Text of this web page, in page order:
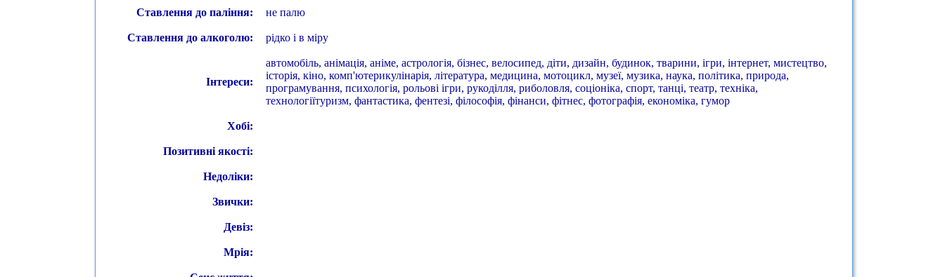
Ставлення до паління: не палю
Ставлення до алкоголю: рідко і в міру
Інтереси:
автомобіль, анімація, аніме, астрологія, бізнес, велосипед, діти, дизайн, будинок, тварини, ігри, інтернет, мистецтво,
історія, кіно, комп'ютерикулінарія, література, медицина, мотоцикл, музеї, музика, наука, політика, природа,
програмування, психологія, рольові ігри, рукоділля, риболовля, соціоніка, спорт, танці, театр, техніка,
технологіїтуризм, фантастика, фентезі, філософія, фінанси, фітнес, фотографія, економіка, гумор
Хобі:
Позитивні якості:
Недоліки:
Звички:
Девіз:
Мрія: